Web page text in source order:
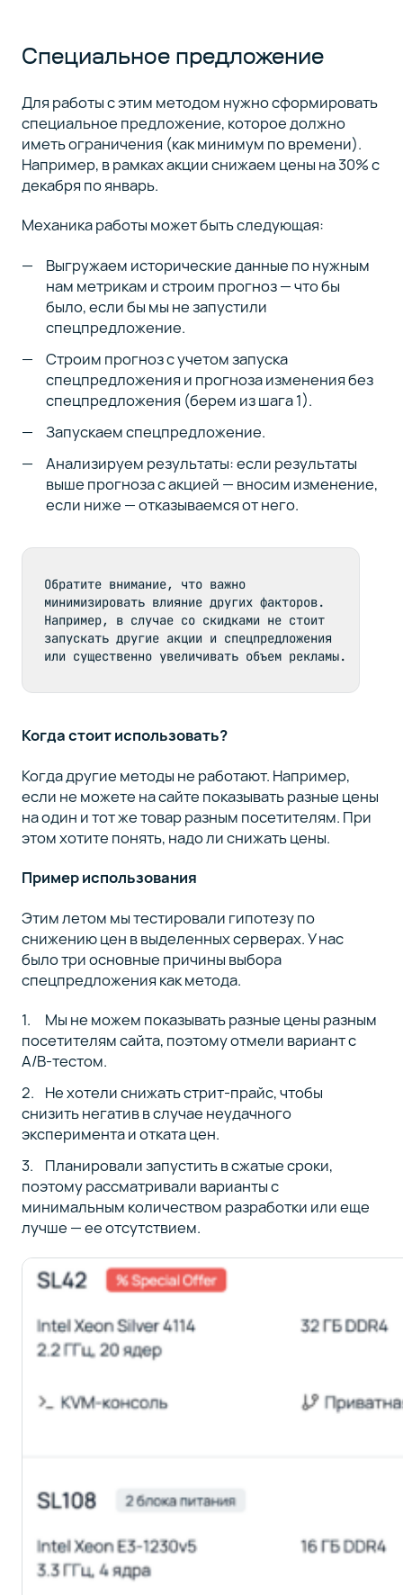
Специальное предложение
Для работы с этим методом нужно сформировать
специальное предложение, которое должно
иметь ограничения (как минимум по времени).
Например, в рамках акции снижаем цены на 30% с
декабря по январь.
Механика работы может быть следующая:
Выгружаем исторические данные по нужным
нам метрикам и строим прогноз — что бы
было, если бы мы не запустили
спецпредложение.
Строим прогноз с учетом запуска
спецпредложения и прогноза изменения без
спецпредложения (берем из шага 1).
Запускаем спецпредложение.
Анализируем результаты: если результаты
выше прогноза с акцией — вносим изменение,
если ниже — отказываемся от него.
Обратите внимание, что важно
минимизировать влияние других факторов.
Например, в случае со скидками не стоит
запускать другие акции и спецпредложения
или существенно увеличивать объем рекламы.
Когда стоит использовать?
Когда другие методы не работают. Например,
если не можете на сайте показывать разные цены
на один и тот же товар разным посетителям. При
этом хотите понять, надо ли снижать цены.
Пример использования
Этим летом мы тестировали гипотезу по
снижению цен в выделенных серверах. У нас
было три основные причины выбора
спецпредложения как метода.
Мы не можем показывать разные цены разным
посетителям сайта, поэтому отмели вариант с
A/B-тестом.
Не хотели снижать стрит-прайс, чтобы
снизить негатив в случае неудачного
эксперимента и отката цен.
Планировали запустить в сжатые сроки,
поэтому рассматривали варианты с
минимальным количеством разработки или еще
лучше — ее отсутствием.